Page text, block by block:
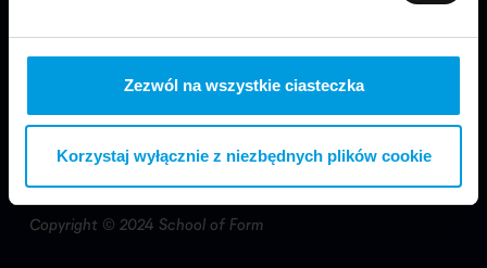
Zezwól na wszystkie ciasteczka
Korzystaj wyłącznie z niezbędnych plików cookie
Copyright © 2024 School of Form